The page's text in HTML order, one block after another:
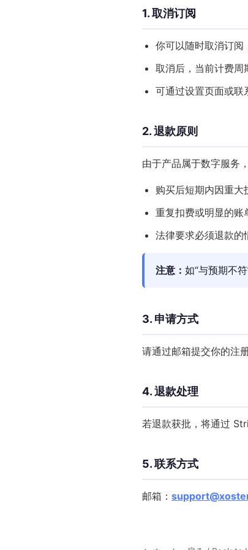
1. 取消订阅
你可以随时取消订阅
取消后，当前计费周
可通过设置页面或联
2. 退款原则
由于产品属于数字服务
购买后短期内因重大
重复扣费或明显的账
法律要求必须退款的
注意： 如“与预期不
3. 申请方式
请通过邮箱提交你的注
4. 退款处理
若退款获批，将通过
5. 联系方式
邮箱：